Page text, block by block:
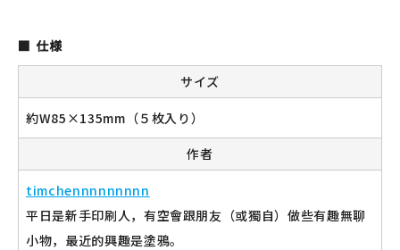
読みもの
イベント・ワークショップ
ギャラリー
仕様
サイズ
約W85×135mm（５枚入り）
作者
timchennnnnnnnn
平日是新手印刷人，有空會跟朋友（或獨自）做些有趣無聊
小物，最近的興趣是塗鴉。